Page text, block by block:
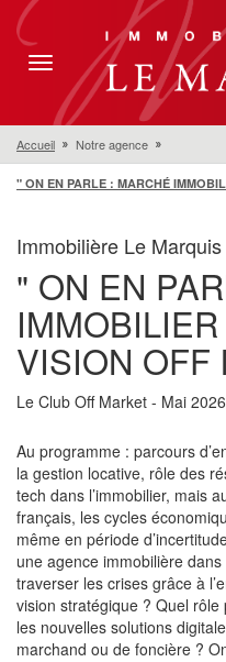
Toggle
navigation
Accueil Notre agence
" ON EN PARLE : MARCHÉ
Immobilière Le
" ON EN
VISION OFF
Le Club Off Market - Mai 2026
Au programme : parcours
la gestion locative, rôle des
tech dans l’immobilier, mais
français, les cycles
même en période
une agence immobilière
traverser les crises grâce à
vision stratégique ? Quel
les nouvelles solutions
marchand ou de foncière ?